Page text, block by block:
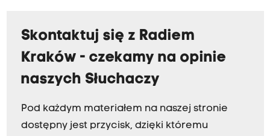
Skontaktuj się z Radiem
Kraków - czekamy na opinie
naszych Słuchaczy
Pod każdym materiałem na naszej stronie
dostępny jest przycisk, dzięki któremu